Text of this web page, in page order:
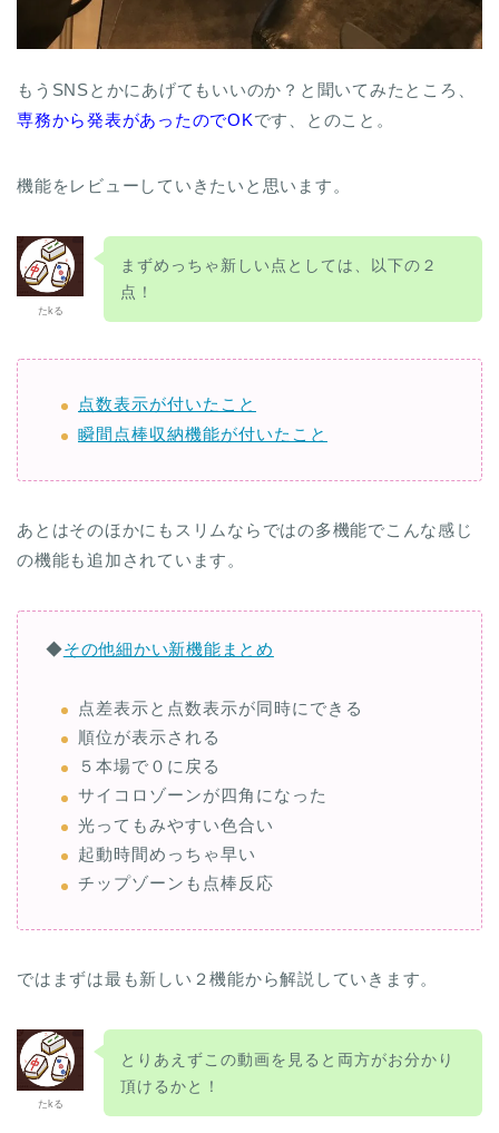
もうSNSとかにあげてもいいのか？と聞いてみたところ、
専務から発表があったのでOKです、とのこと。
機能をレビューしていきたいと思います。
たkる
まずめっちゃ新しい点としては、以下の２
点！
点数表示が付いたこと
瞬間点棒収納機能が付いたこと
あとはそのほかにもスリムならではの多機能でこんな感じ
の機能も追加されています。
◆その他細かい新機能まとめ
点差表示と点数表示が同時にできる
順位が表示される
５本場で０に戻る
サイコロゾーンが四角になった
光ってもみやすい色合い
起動時間めっちゃ早い
チップゾーンも点棒反応
ではまずは最も新しい２機能から解説していきます。
たkる
とりあえずこの動画を見ると両方がお分かり
頂けるかと！